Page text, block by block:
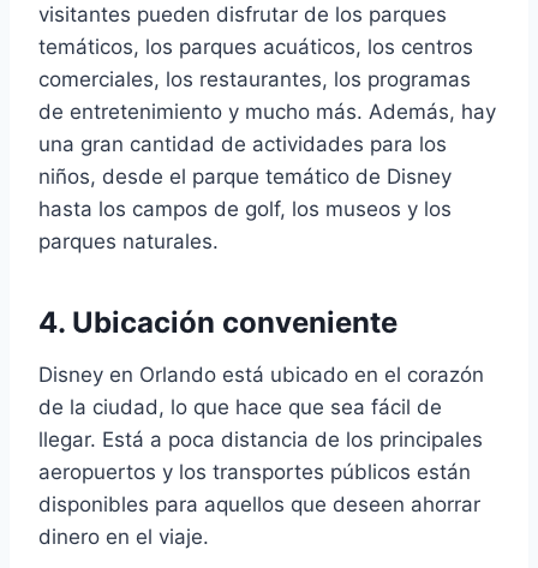
visitantes pueden disfrutar de los parques
temáticos, los parques acuáticos, los centros
comerciales, los restaurantes, los programas
de entretenimiento y mucho más. Además, hay
una gran cantidad de actividades para los
niños, desde el parque temático de Disney
hasta los campos de golf, los museos y los
parques naturales.
4. Ubicación conveniente
Disney en Orlando está ubicado en el corazón
de la ciudad, lo que hace que sea fácil de
llegar. Está a poca distancia de los principales
aeropuertos y los transportes públicos están
disponibles para aquellos que deseen ahorrar
dinero en el viaje.